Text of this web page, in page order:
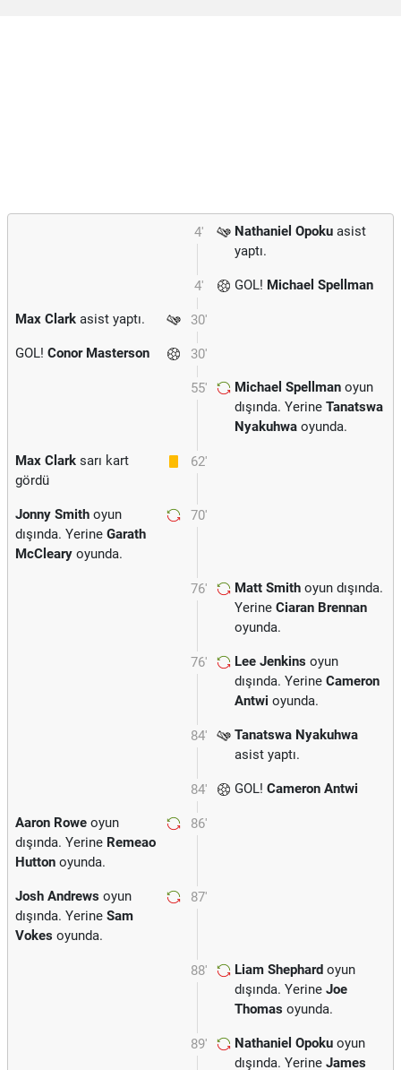
4' Nathaniel Opoku asist
yaptı.
4' GOL! Michael Spellman
30'
Max Clark asist yaptı.
30'
GOL! Conor Masterson
55' Michael Spellman oyun
dışında. Yerine Tanatswa
Nyakuhwa oyunda.
62'
Max Clark sarı kart
gördü
70'
Jonny Smith oyun
dışında. Yerine Garath
McCleary oyunda.
76' Matt Smith oyun dışında.
Yerine Ciaran Brennan
oyunda.
76' Lee Jenkins oyun
dışında. Yerine Cameron
Antwi oyunda.
84'
Tanatswa Nyakuhwa
asist yaptı.
84' GOL! Cameron Antwi
86'
Aaron Rowe oyun
dışında. Yerine Remeao
Hutton oyunda.
87'
Josh Andrews oyun
dışında. Yerine Sam
Vokes oyunda.
88' Liam Shephard oyun
dışında. Yerine Joe
Thomas oyunda.
89' Nathaniel Opoku oyun
dışında. Yerine James